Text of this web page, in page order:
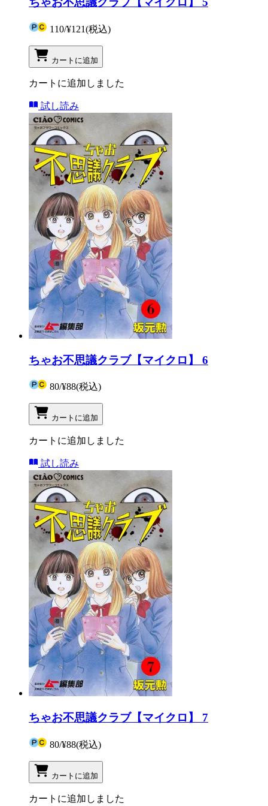
110/¥121(税込)
カートに追加
カートに追加しました
試し読み
ちゃお不思議クラブ【マイクロ】 6
80/¥88(税込)
カートに追加
カートに追加しました
試し読み
ちゃお不思議クラブ【マイクロ】 7
80/¥88(税込)
カートに追加
カートに追加しました